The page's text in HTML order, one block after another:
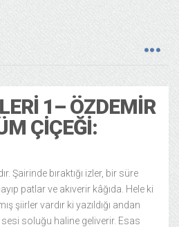
1– ÖZDEMIR
ÇIÇEĞI:
Şairinde bıraktığı izler, bir süre
patlar ve akıverir kâğıda. Hele ki
şiirler vardır ki yazıldığı andan
soluğu haline geliverir. Esas